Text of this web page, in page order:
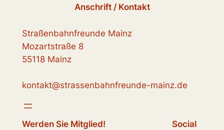
Anschrift / Kontakt
Straßenbahnfreunde Mainz
Mozartstraße 8
55118 Mainz
kontakt@strassenbahnfreunde-mainz.de
Werden Sie Mitglied! Social